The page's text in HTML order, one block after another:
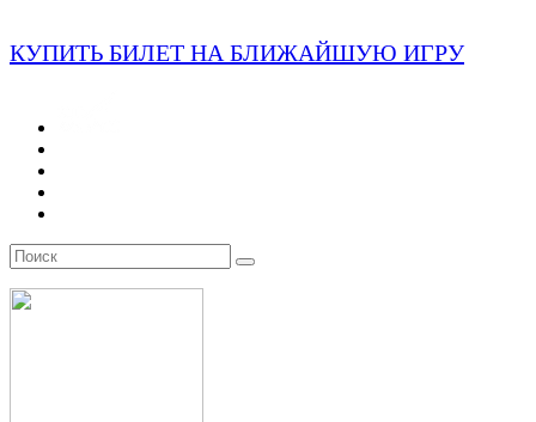
КУПИТЬ БИЛЕТ НА БЛИЖАЙШУЮ ИГРУ